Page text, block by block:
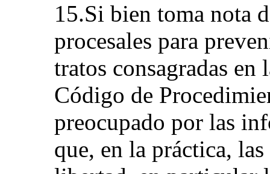
15.Si bien toma nota
procesales para
tratos consagradas
Código de
preocupado por las
que, en la práctica,